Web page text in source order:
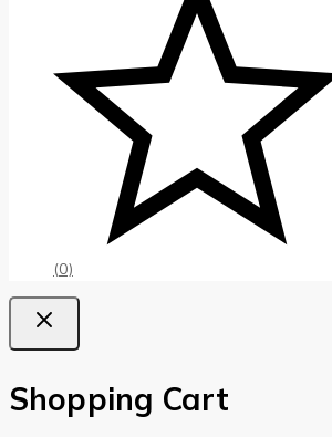
(0)
Shopping Cart